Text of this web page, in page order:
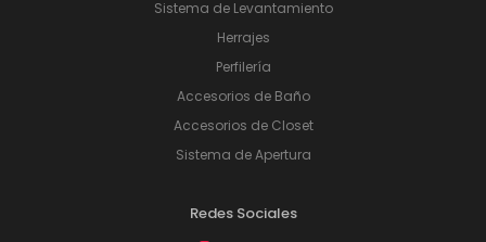
Sistema de Levantamiento
Herrajes
Perfilería
Accesorios de Baño
Accesorios de Closet
Sistema de Apertura
Redes Sociales